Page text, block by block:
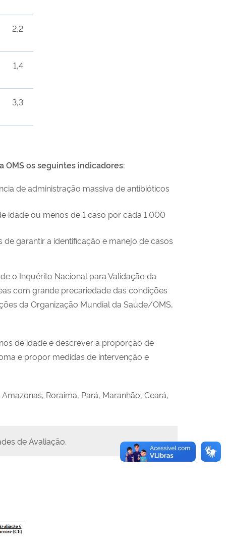
2,2
1,4
3,3
os seguintes indicadores:
de administração massiva de antibióticos
idade ou menos de 1 caso por cada 1.000
garantir a identificação e manejo de casos
o Inquérito Nacional para Validação da
com grande precariedade das condições
da Organização Mundial da Saúde/OMS,
de idade e descrever a proporção de
e propor medidas de intervenção e
Roraima, Pará, Maranhão, Ceará,
de Avaliação.